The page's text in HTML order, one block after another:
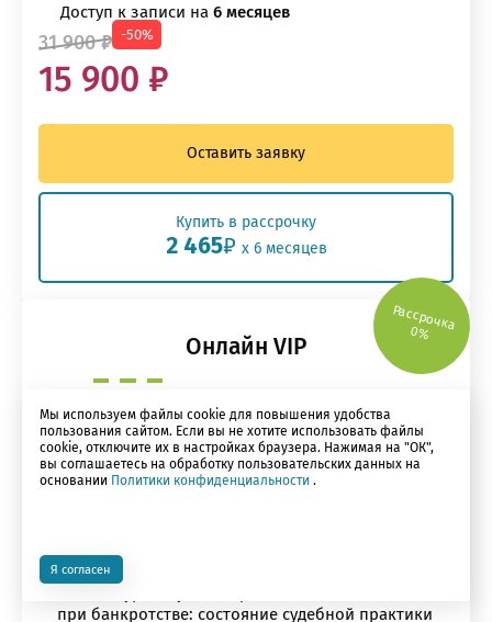
Доступ к записи на 6 месяцев
31 900 ₽ -50%
15 900 ₽
Оставить заявку
Купить в рассрочку
2 465₽ x 6 месяцев
Рассрочка
0%
Онлайн VIP
22 академических часа видео
Материалы по теме
Тестирование
2020" (1 ак. час)
при банкротстве: состояние судебной практики
Мы используем файлы cookie для повышения удобства
пользования сайтом. Если вы не хотите использовать файлы
cookie, отключите их в настройках браузера. Нажимая на "ОК",
вы соглашаетесь на обработку пользовательских данных на
основании Политики конфиденциальности .
Я согласен